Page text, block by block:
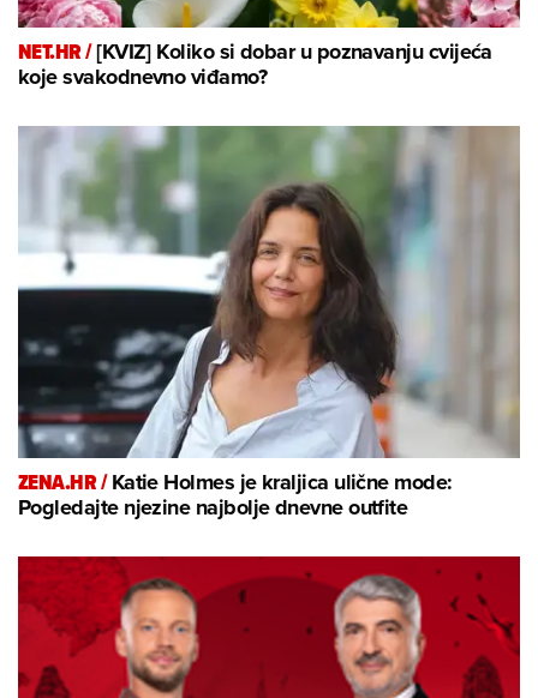
NET.HR /[KVIZ] Koliko si dobar u poznavanju cvijeća
koje svakodnevno viđamo?
ZENA.HR /Katie Holmes je kraljica ulične mode:
Pogledajte njezine najbolje dnevne outfite